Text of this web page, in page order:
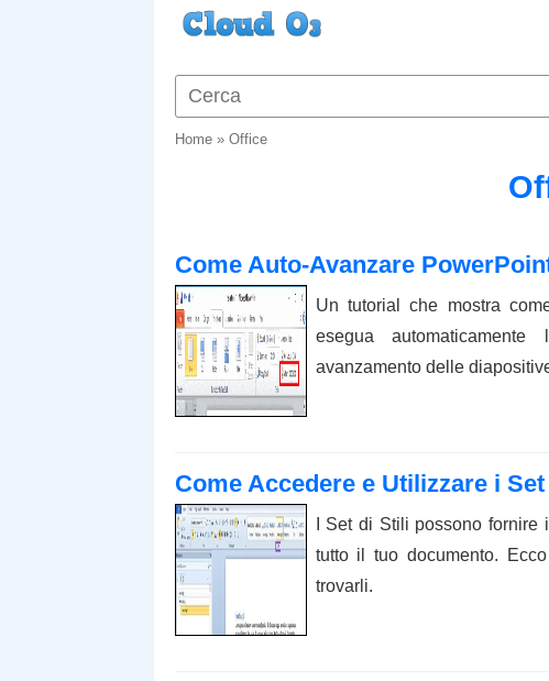
Home» Office
Come Auto-Avanzare
Un tutorial che mostra
esegua
avanzamento delle
Come Accedere e Utilizzare i
I Set di Stili possono fornire
tutto il tuo documento.
trovarli.